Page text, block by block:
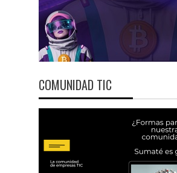
COMUNIDAD TIC